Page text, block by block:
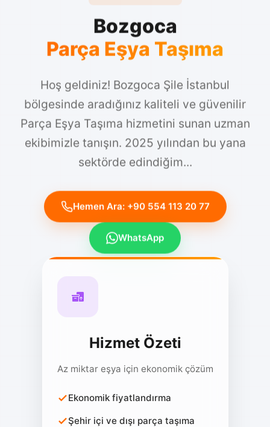
Bozgoca
Parça Eşya Taşıma
Hoş geldiniz! Bozgoca Şile İstanbul
bölgesinde aradığınız kaliteli ve güvenilir
Parça Eşya Taşıma hizmetini sunan uzman
ekibimizle tanışın. 2025 yılından bu yana
sektörde edindiğim...
Hizmet Özeti
Az miktar eşya için ekonomik çözüm
Ekonomik fiyatlandırma
Şehir içi ve dışı parça taşıma